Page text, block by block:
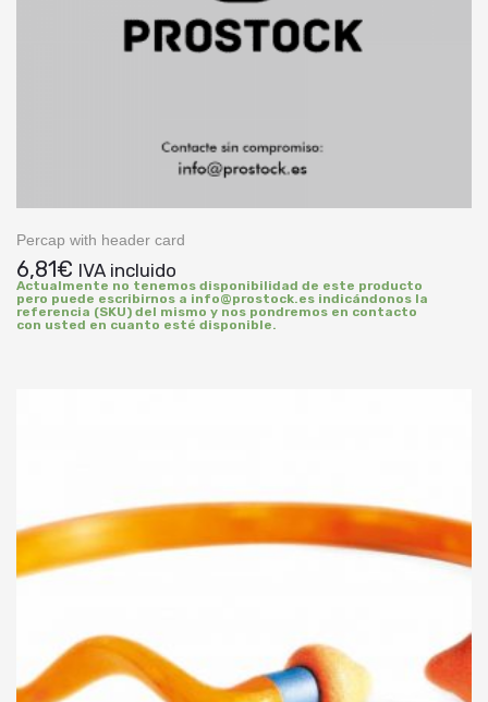
Percap with header card
6,81€ IVA incluido
Actualmente no tenemos disponibilidad de este producto
pero puede escribirnos a info@prostock.es indicándonos la
referencia (SKU) del mismo y nos pondremos en contacto
con usted en cuanto esté disponible.